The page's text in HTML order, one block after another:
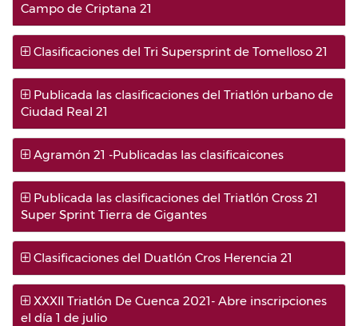
Campo de Criptana 21
Clasificaciones del Tri Supersprint de Tomelloso 21
Publicada las clasificaciones del Triatlón urbano de
Ciudad Real 21
Agramón 21 -Publicadas las clasificaicones
Publicada las clasificaciones del Triatlón Cross 21
Super Sprint Tierra de Gigantes
Clasificaciones del Duatlón Cros Herencia 21
XXXII Triatlón De Cuenca 2021- Abre inscripciones
el día 1 de julio